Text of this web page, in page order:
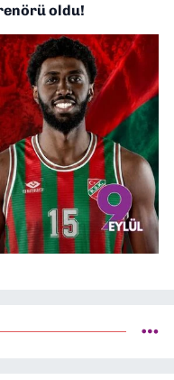
oldu!